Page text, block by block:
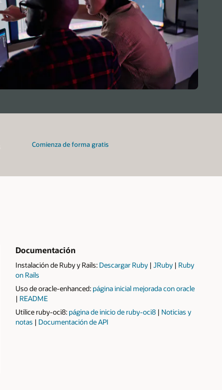
Comienza de forma gratis
Documentación
Instalación de Ruby y Rails: Descargar Ruby |JRuby | Ruby
on Rails
Uso de oracle-enhanced: página inicial mejorada con oracle
| READMEpara
oracle-
enhanced
Utilice ruby-oci8: página de inicio de ruby-oci8 | Noticias y
notas sobre
| Documentación de API